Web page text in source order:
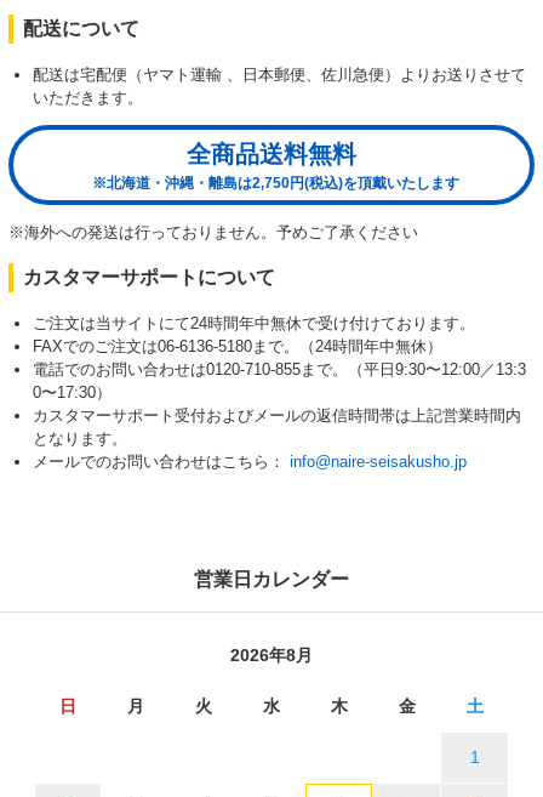
配送について
配送は宅配便（ヤマト運輸 、日本郵便、佐川急便）よりお送りさせて
いただきます。
全商品送料無料
※北海道・沖縄・離島は2,750円(税込)を頂戴いたします
※海外への発送は行っておりません。予めご了承ください
カスタマーサポートについて
ご注文は当サイトにて24時間年中無休で受け付けております。
FAXでのご注文は06-6136-5180まで。（24時間年中無休）
電話でのお問い合わせは0120-710-855まで。（平日9:30〜12:00／13:3
0〜17:30）
カスタマーサポート受付およびメールの返信時間帯は上記営業時間内
となります。
メールでのお問い合わせはこちら： info@naire-seisakusho.jp
営業日カレンダー
2026年8月
日 月 火 水 木 金 土
1